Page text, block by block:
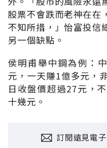
股票不會跌而老神在在
不知所措，」怡富投信
另一個缺點。
侯明甫舉中鋼為例：
元，一天賺1億多元，
日收盤價超過27元，
十幾元。
訂閱遠見電